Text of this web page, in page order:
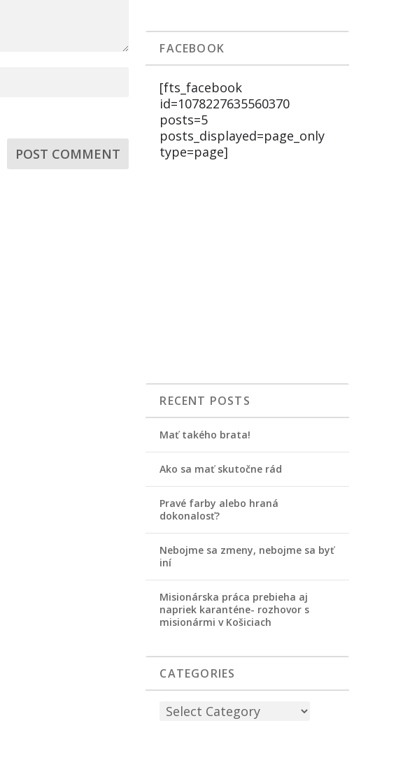
FACEBOOK
[fts_facebook
id=1078227635560370
posts=5
posts_displayed=page_only
type=page]
RECENT POSTS
Mať takého brata!
Ako sa mať skutočne rád
Pravé farby alebo hraná
dokonalosť?
Nebojme sa zmeny, nebojme sa byť
iní
Misionárska práca prebieha aj
napriek karanténe- rozhovor s
misionármi v Košiciach
CATEGORIES